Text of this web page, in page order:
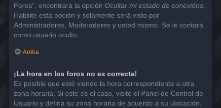
Foros", encontrará la opción Ocultar mi estado de conexións
Habilite esta opción y solamente será visto por
Administradores, Moderadores y usted mismo. Se le contará
como usuario oculto.
Arriba
¡La hora en los foros no es correcta!
Es posible que esté viendo la hora correspondiente a otra
zona horaria. Si este es el caso, visite el Panel de Control de
Usuario y defina su zona horaria de acuerdo a su ubicación,